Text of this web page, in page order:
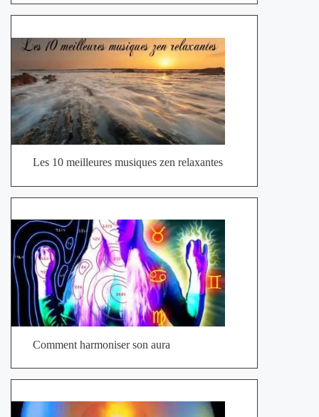
Les 10 meilleures musiques zen relaxantes
Comment harmoniser son aura